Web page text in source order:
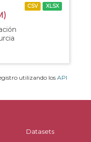
CSV XLSX
utilizando los API
Datasets